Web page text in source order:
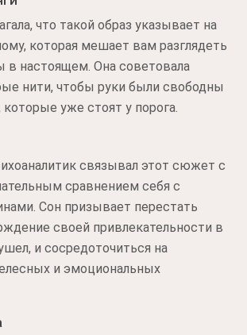
что такой образ указывает на
которая мешает вам разглядеть
в настоящем. Она советовала
нити, чтобы руки были свободны
которые уже стоят у порога.
связывал этот сюжет с
сравнением себя с
Сон призывает перестать
своей привлекательности в
и сосредоточиться на
и эмоциональных